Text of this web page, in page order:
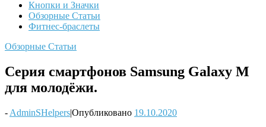
Кнопки и Значки
Обзорные Статьи
Фитнес-браслеты
Обзорные Статьи
Серия смартфонов Samsung Galaxy M
для молодёжи.
- AdminSHelpers|Опубликовано 19.10.2020